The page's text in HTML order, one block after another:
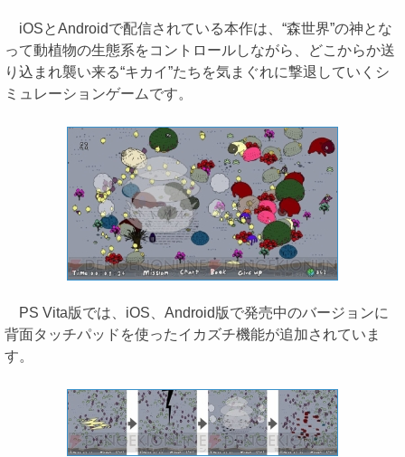
iOSとAndroidで配信されている本作は、“森世界”の神とな
って動植物の生態系をコントロールしながら、どこからか送
り込まれ襲い来る“キカイ”たちを気まぐれに撃退していくシ
ミュレーションゲームです。
PS Vita版では、iOS、Android版で発売中のバージョンに
背面タッチパッドを使ったイカズチ機能が追加されていま
す。